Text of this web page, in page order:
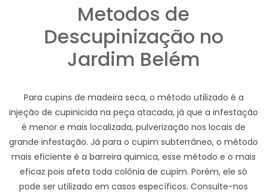
Metodos de
Descupinização no
Jardim Belém
Para cupins de madeira seca, o método utilizado é a
injeção de cupinicida na peça atacada, já que a infestação
é menor e mais localizada, pulverização nos locais de
grande infestação. Já para o cupim subterrâneo, o método
mais eficiente é a barreira quimica, esse método e o mais
eficaz pois afeta toda colônia de cupim. Porém, ele só
pode ser utilizado em casos específicos. Consulte-nos